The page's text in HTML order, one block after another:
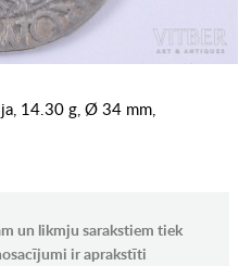
14.30 g, Ø 34 mm,
un likmju sarakstiem tiek
ir aprakstīti